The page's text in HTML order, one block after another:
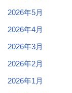
2026年5月
2026年4月
2026年3月
2026年2月
2026年1月